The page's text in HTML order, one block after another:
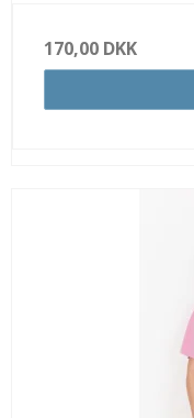
170,00 DKK